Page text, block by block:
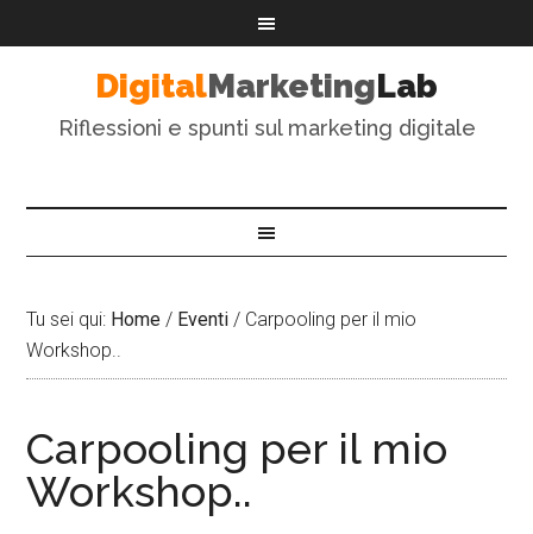
DigitalMarketingLab
Riflessioni e spunti sul marketing digitale
Tu sei qui: Home / Eventi / Carpooling per il mio
Workshop..
Carpooling per il mio
Workshop..